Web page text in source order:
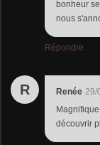
bonheur
nous
Répondre
R Renée 29/
découvrir